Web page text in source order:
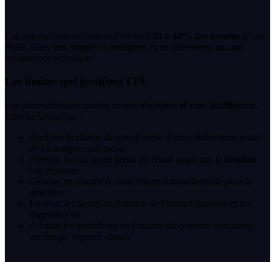
Ces automatisations couvrent environ 30 a 40% des besoins d’une
PME. Elles sont simples a configurer et ne necessitent aucune
competence technique.
Les limites qui justifient l’IA
Les automatisations natives restent statiques et sans intelligence
Elles ne savent pas :
Analyser la charge de travail reelle d’un collaborateur avant
de lui assigner une tache
Detecter qu’un projet prend du retard avant que la deadline
soit depassee
Generer un resume d’avancement comprehensible pour la
direction
Prioriser les taches en fonction de l’impact business et des
dependances
Adapter les workflows en fonction du contexte (vacances,
surcharge, urgence client)